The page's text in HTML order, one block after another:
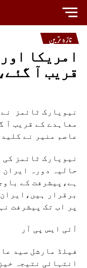
تازہ ترین
امریکا
قریب آ
نیویارک ٹائمز
معاہدے کے قریب آ
عاصم منیر نے
نیویارک ٹائمز
حالیہ دورہ ایران
ہے،پیشرفت کے
برقرار
پر اب تک پیشرفت
آئی ایس پی آر
فیلڈ مارشل سید
انتہائی نتیجہ